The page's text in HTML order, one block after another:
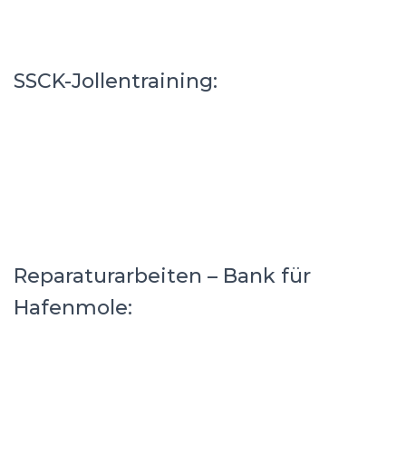
SSCK-Jollentraining:
Reparaturarbeiten – Bank für
Hafenmole: